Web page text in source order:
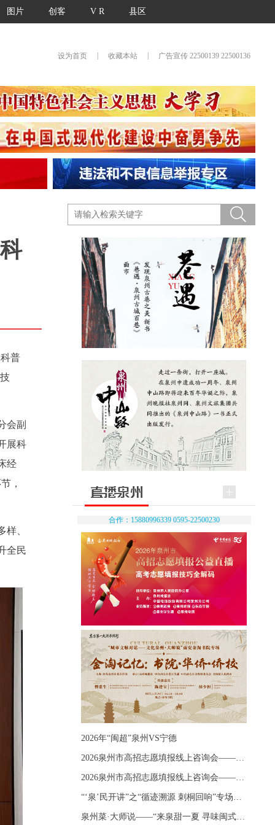
图片 创客 V R 县区
设为首页 收藏本站 广告宣传 22500139 22500136
普
会副
展科
经
，
、
全民
合作：15880996339 0595-22500230
2026年“闽超”泉州VS宁德